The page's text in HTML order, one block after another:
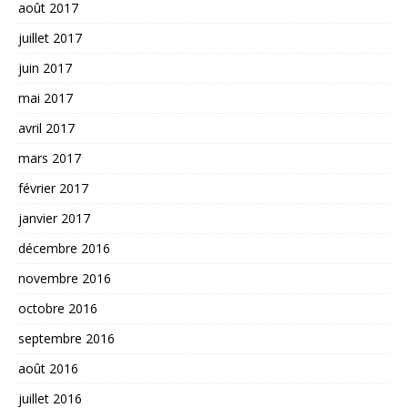
août 2017
juillet 2017
juin 2017
mai 2017
avril 2017
mars 2017
février 2017
janvier 2017
décembre 2016
novembre 2016
octobre 2016
septembre 2016
août 2016
juillet 2016